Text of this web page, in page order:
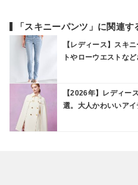
「スキニーパンツ」に関連す
【レディース】スキ
トやローウエストな
【2026年】レディー
選。大人かわいいア